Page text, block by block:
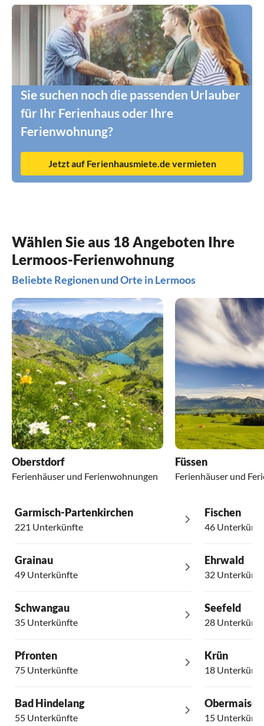
Sie suchen noch die passenden Urlauber
für Ihr Ferienhaus oder Ihre
Ferienwohnung?
Jetzt auf Ferienhausmiete.de vermieten
Wählen Sie aus 18 Angeboten Ihre
Lermoos-Ferienwohnung
Beliebte Regionen und Orte in Lermoos
Oberstdorf
Ferienhäuser und Ferienwohnungen
Füssen
Ferienhäuser und
Garmisch-Partenkirchen
221 Unterkünfte
Grainau
49 Unterkünfte
Schwangau
35 Unterkünfte
Pfronten
75 Unterkünfte
Bad Hindelang
55 Unterkünfte
Fischen
46
Ehrwald
32
Seefeld
28
Krün
18
15